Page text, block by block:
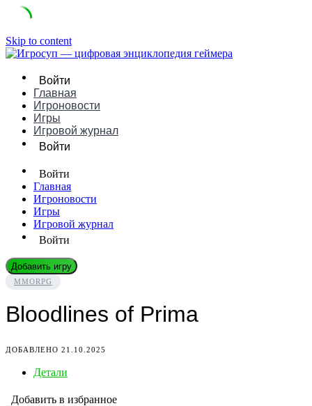
Skip to content
Войти
Главная
Игроновости
Игры
Игровой журнал
Войти
Войти
Главная
Игроновости
Игры
Игровой журнал
Войти
Добавить игру
MMORPG
Bloodlines of Prima
ДОБАВЛЕНО 21.10.2025
Детали
Добавить в избранное